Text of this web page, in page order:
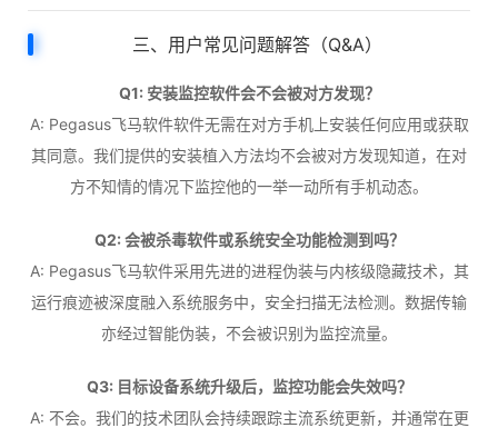
三、用户常见问题解答（Q&A）
Q1: 安装监控软件会不会被对方发现？
A: Pegasus飞马软件软件无需在对方手机上安装任何应用或获取
其同意。我们提供的安装植入方法均不会被对方发现知道，在对
方不知情的情况下监控他的一举一动所有手机动态。
Q2: 会被杀毒软件或系统安全功能检测到吗？
A: Pegasus飞马软件采用先进的进程伪装与内核级隐藏技术，其
运行痕迹被深度融入系统服务中，安全扫描无法检测。数据传输
亦经过智能伪装，不会被识别为监控流量。
Q3: 目标设备系统升级后，监控功能会失效吗？
A: 不会。我们的技术团队会持续跟踪主流系统更新，并通常在更